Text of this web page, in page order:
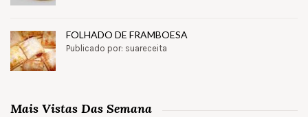
FOLHADO DE FRAMBOESA
Publicado por: suareceita
Mais Vistas Das Semana